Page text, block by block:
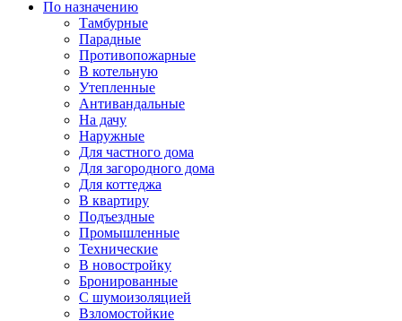
По назначению
Тамбурные
Парадные
Противопожарные
В котельную
Утепленные
Антивандальные
На дачу
Наружные
Для частного дома
Для загородного дома
Для коттеджа
В квартиру
Подъездные
Промышленные
Технические
В новостройку
Бронированные
С шумоизоляцией
Взломостойкие